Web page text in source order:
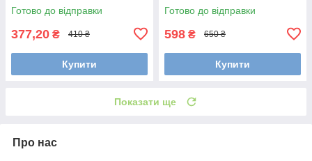
Готово до відправки
377,20 ₴ 410 ₴
Купити
Готово до відправки
598 ₴ 650 ₴
Купити
Показати ще
Про нас